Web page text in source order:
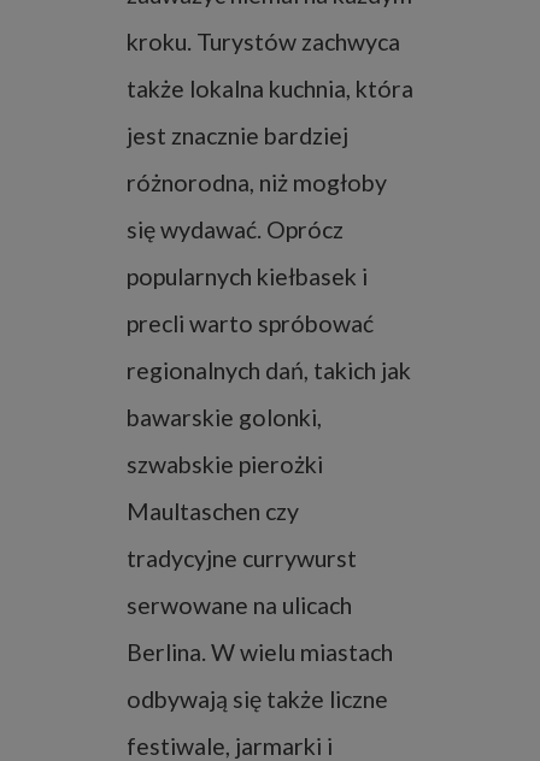
kroku. Turystów zachwyca
także lokalna kuchnia, która
jest znacznie bardziej
różnorodna, niż mogłoby
się wydawać. Oprócz
popularnych kiełbasek i
precli warto spróbować
regionalnych dań, takich jak
bawarskie golonki,
szwabskie pierożki
Maultaschen czy
tradycyjne currywurst
serwowane na ulicach
Berlina. W wielu miastach
odbywają się także liczne
festiwale, jarmarki i